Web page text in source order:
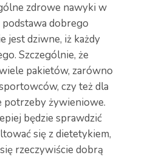
zdrowe nawyki w
dobrego
jest dziwne, iż każdy
Szczególnie, że
pakietów, zarówno
czy też dla
potrzeby żywieniowe.
będzie sprawdzić
się z dietetykiem,
rzeczywiście dobrą